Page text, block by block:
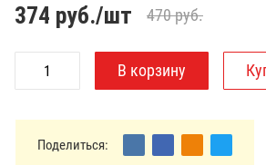
г374 руб./шт 470 руб.
Поделиться: